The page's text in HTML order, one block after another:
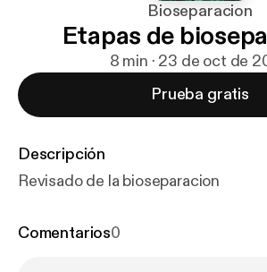
Bioseparacion
Etapas de
8 min · 23 de oct de
Prueba gratis
Descripción
Revisado de la bioseparacion
Comentarios0